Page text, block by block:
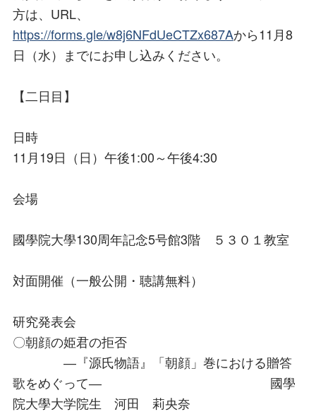
方は、URL、
https://forms.gle/w8j6NFdUeCTZx687Aから11月8
日（水）までにお申し込みください。
【二日目】
日時
11月19日（日）午後1:00～午後4:30
会場
國學院大學130周年記念5号館3階 ５３０１教室
対面開催（一般公開・聴講無料）
研究発表会
〇朝顔の姫君の拒否
―『源氏物語』「朝顔」巻における贈答
歌をめぐって― 國學
院大學大学院生 河田 莉央奈